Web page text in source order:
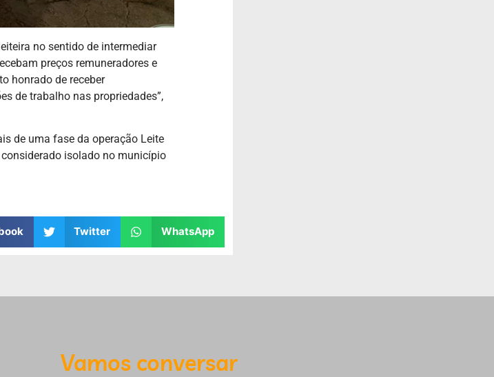
no sentido de intermediar
preços remuneradores e
honrado de receber
de trabalho nas propriedades”,
de uma fase da operação Leite
isolado no município
Twitter WhatsApp
Vamos conversar